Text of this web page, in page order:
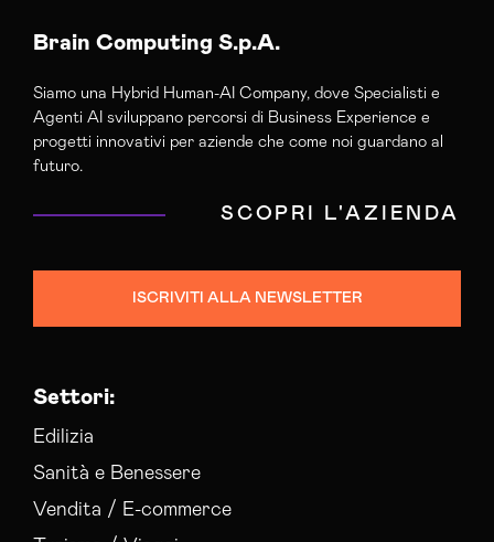
Brain Computing S.p.A.
Siamo una Hybrid Human-AI Company, dove Specialisti e
Agenti AI sviluppano percorsi di Business Experience e
progetti innovativi per aziende che come noi guardano al
futuro.
SCOPRI L'AZIENDA
ISCRIVITI ALLA NEWSLETTER
Settori:
Edilizia
Sanità e Benessere
Vendita / E-commerce